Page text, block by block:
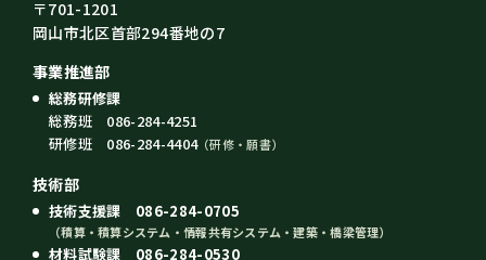
〒701-1201
岡山市北区首部294番地の7
事業推進部
総務研修課
総務班 086-284-4251
研修班 086-284-4404（研修・願書）
技術部
技術支援課 086-284-0705
（積算・積算システム・情報共有システム・建築・橋梁管理）
材料試験課 086-284-0530